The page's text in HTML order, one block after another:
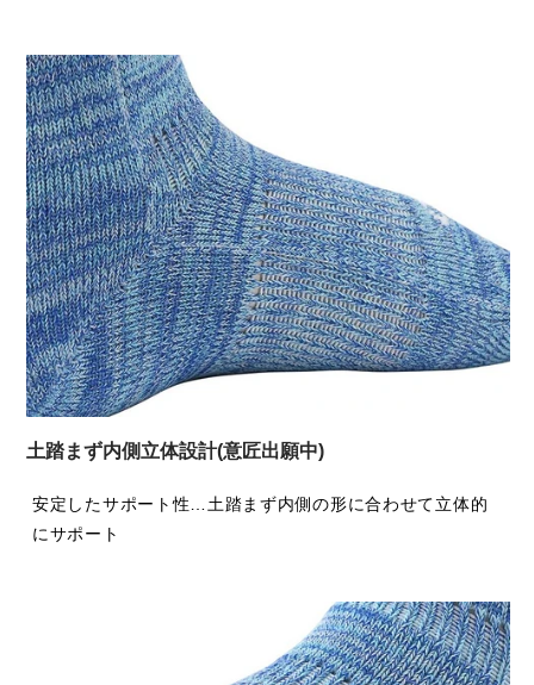
土踏まず内側立体設計(意匠出願中)
安定したサポート性…土踏まず内側の形に合わせて立体的
にサポート